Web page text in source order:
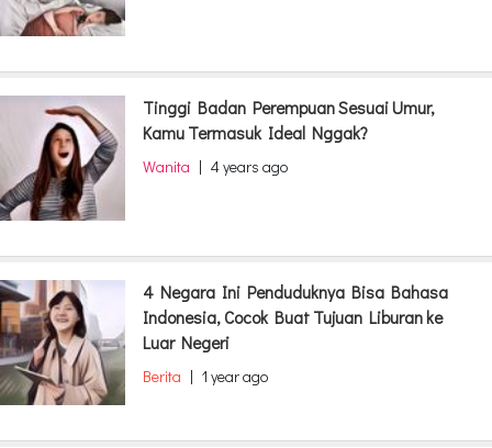
Tinggi Badan Perempuan Sesuai Umur,
Kamu Termasuk Ideal Nggak?
Wanita | 4 years ago
4 Negara Ini Penduduknya Bisa Bahasa
Indonesia, Cocok Buat Tujuan Liburan ke
Luar Negeri
Berita | 1 year ago